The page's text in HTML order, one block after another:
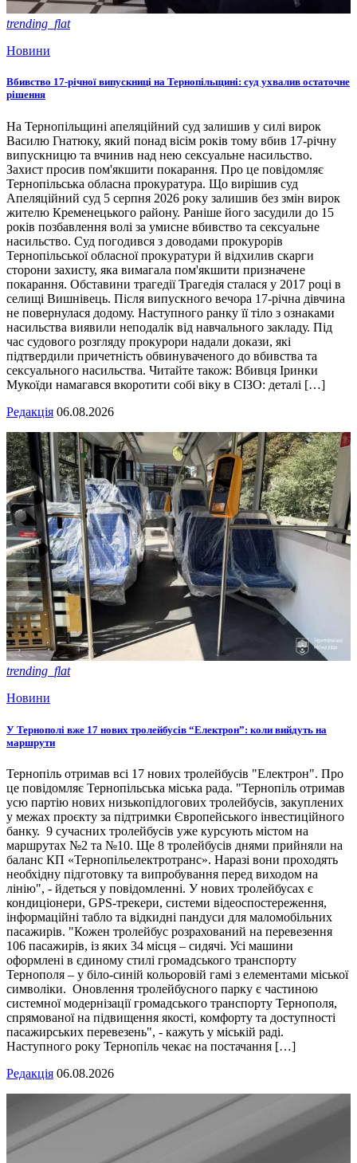
trending_flat
Новини
Вбивство 17-річної випускниці на Тернопільщині: суд ухвалив остаточне
рішення
На Тернопільщині апеляційний суд залишив у силі вирок
Василю Гнатюку, який понад вісім років тому вбив 17-річну
випускницю та вчинив над нею сексуальне насильство.
Захист просив пом'якшити покарання. Про це повідомляє
Тернопільська обласна прокуратура. Що вирішив суд
Апеляційний суд 5 серпня 2026 року залишив без змін вирок
жителю Кременецького району. Раніше його засудили до 15
років позбавлення волі за умисне вбивство та сексуальне
насильство. Суд погодився з доводами прокурорів
Тернопільської обласної прокуратури й відхилив скарги
сторони захисту, яка вимагала пом'якшити призначене
покарання. Обставини трагедії Трагедія сталася у 2017 році в
селищі Вишнівець. Після випускного вечора 17-річна дівчина
не повернулася додому. Наступного ранку її тіло з ознаками
насильства виявили неподалік від навчального закладу. Під
час судового розгляду прокурори надали докази, які
підтвердили причетність обвинуваченого до вбивства та
сексуального насильства. Читайте також: Вбивця Іринки
Мукоїди намагався вкоротити собі віку в СІЗО: деталі […]
Редакція 06.08.2026
trending_flat
Новини
У Тернополі вже 17 нових тролейбусів “Електрон”: коли вийдуть на
маршрути
Тернопіль отримав всі 17 нових тролейбусів "Електрон". Про
це повідомляє Тернопільська міська рада. "Тернопіль отримав
усю партію нових низькопідлогових тролейбусів, закуплених
у межах проєкту за підтримки Європейського інвестиційного
банку. 9 сучасних тролейбусів уже курсують містом на
маршрутах №2 та №10. Ще 8 тролейбусів днями прийняли на
баланс КП «Тернопільелектротранс». Наразі вони проходять
необхідну підготовку та випробування перед виходом на
лінію", - йдеться у повідомленні. У нових тролейбусах є
кондиціонери, GPS-трекери, системи відеоспостереження,
інформаційні табло та відкидні пандуси для маломобільних
пасажирів. "Кожен тролейбус розрахований на перевезення
106 пасажирів, із яких 34 місця – сидячі. Усі машини
оформлені в єдиному стилі громадського транспорту
Тернополя – у біло-синій кольоровій гамі з елементами міської
символіки. Оновлення тролейбусного парку є частиною
системної модернізації громадського транспорту Тернополя,
спрямованої на підвищення якості, комфорту та доступності
пасажирських перевезень", - кажуть у міській раді.
Наступного року Тернопіль чекає на постачання […]
Редакція 06.08.2026